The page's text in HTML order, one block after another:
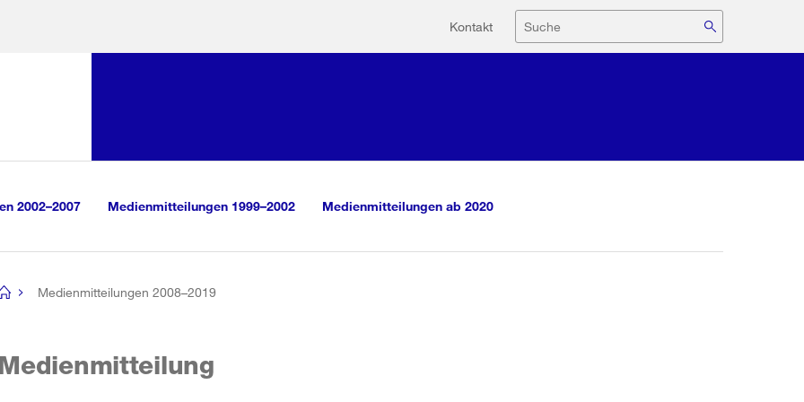
Hilfsnavigation
Kontakt Suche
2002–2007 Medienmitteilungen 1999–2002 Medienmitteilungen ab 2020
Medienmitteilungen 2008–2019